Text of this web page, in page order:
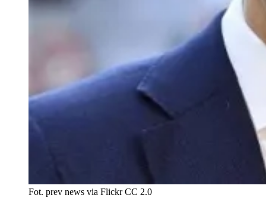
Fot. prev news via Flickr CC 2.0